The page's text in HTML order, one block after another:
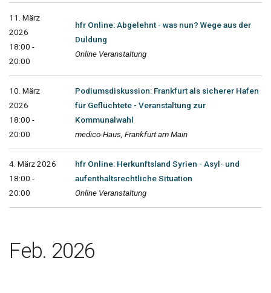
11. März
2026
18:00 -
20:00
hfr Online: Abgelehnt - was nun? Wege aus der
Duldung
Online Veranstaltung
10. März
2026
18:00 -
20:00
Podiumsdiskussion: Frankfurt als sicherer Hafen
für Geflüchtete - Veranstaltung zur
Kommunalwahl
medico-Haus, Frankfurt am Main
4. März 2026
18:00 -
20:00
hfr Online: Herkunftsland Syrien - Asyl- und
aufenthaltsrechtliche Situation
Online Veranstaltung
Feb. 2026